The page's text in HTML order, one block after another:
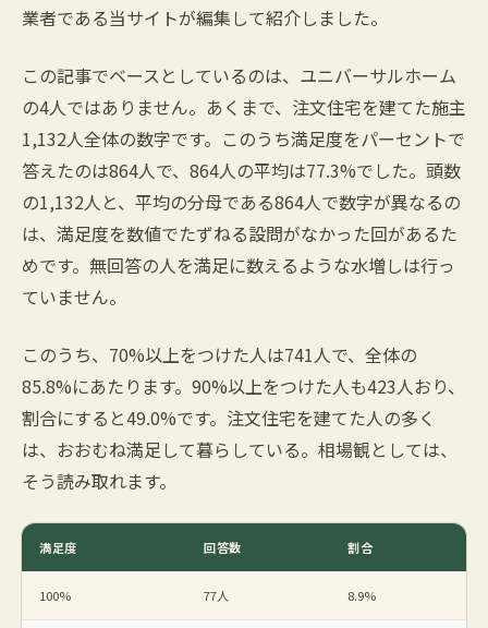
業者である当サイトが編集して紹介しました。
この記事でベースとしているのは、ユニバーサルホーム
の4人ではありません。あくまで、注文住宅を建てた施主
1,132人全体の数字です。このうち満足度をパーセントで
答えたのは864人で、864人の平均は77.3%でした。頭数
の1,132人と、平均の分母である864人で数字が異なるの
は、満足度を数値でたずねる設問がなかった回があるた
めです。無回答の人を満足に数えるような水増しは行っ
ていません。
このうち、70%以上をつけた人は741人で、全体の
85.8%にあたります。90%以上をつけた人も423人おり、
割合にすると49.0%です。注文住宅を建てた人の多く
は、おおむね満足して暮らしている。相場観としては、
そう読み取れます。
満足度 回答数 割合
100% 77人 8.9%